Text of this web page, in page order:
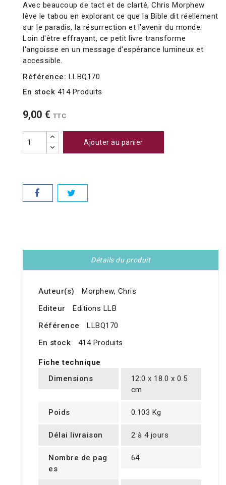
Avec beaucoup de tact et de clarté, Chris Morphew
lève le tabou en explorant ce que la Bible dit réellement
sur le paradis, la résurrection et l'avenir du monde.
Loin d'être effrayant, ce petit livre transforme
l'angoisse en un message d'espérance lumineux et
accessible.
Référence: LLBQ170
En stock 414 Produits
9,00 € TTC
Ajouter au panier
Détails du produit
Auteur(s)
Morphew, Chris
Editeur
Editions LLB
Référence
LLBQ170
En stock
414 Produits
Fiche technique
Dimensions
12.0 x 18.0 x 0.5
cm
Poids 0.103 Kg
Délai livraison 2 à 4 jours
Nombre de pag
es
64